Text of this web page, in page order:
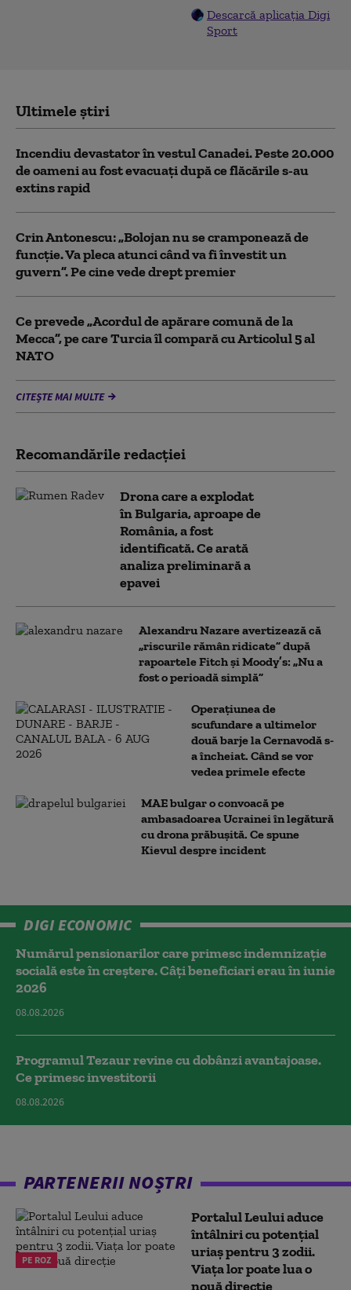
Descarcă aplicația Digi
Sport
Ultimele știri
Incendiu devastator în vestul Canadei. Peste 20.000
de oameni au fost evacuați după ce flăcările s-au
extins rapid
Crin Antonescu: „Bolojan nu se cramponează de
funcție. Va pleca atunci când va fi învestit un
guvern”. Pe cine vede drept premier
Ce prevede „Acordul de apărare comună de la
Mecca”, pe care Turcia îl compară cu Articolul 5 al
NATO
CITEȘTE MAI MULTE
Recomandările redacţiei
Drona care a explodat
în Bulgaria, aproape de
România, a fost
identificată. Ce arată
analiza preliminară a
epavei
Alexandru Nazare avertizează că
„riscurile rămân ridicate” după
rapoartele Fitch și Moody’s: „Nu a
fost o perioadă simplă”
Operațiunea de
scufundare a ultimelor
două barje la Cernavodă s-
a încheiat. Când se vor
vedea primele efecte
MAE bulgar o convoacă pe
ambasadoarea Ucrainei în legătură
cu drona prăbuşită. Ce spune
Kievul despre incident
DIGI ECONOMIC
Numărul pensionarilor care primesc indemnizaţie
socială este în creștere. Câți beneficiari erau în iunie
2026
08.08.2026
Programul Tezaur revine cu dobânzi avantajoase.
Ce primesc investitorii
08.08.2026
PARTENERII NOȘTRI
PE ROZ
Portalul Leului aduce
întâlniri cu potențial
uriaș pentru 3 zodii.
Viața lor poate lua o
nouă direcție